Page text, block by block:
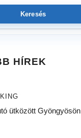
Keresés
HÍREK
ütközött Gyöngyösön